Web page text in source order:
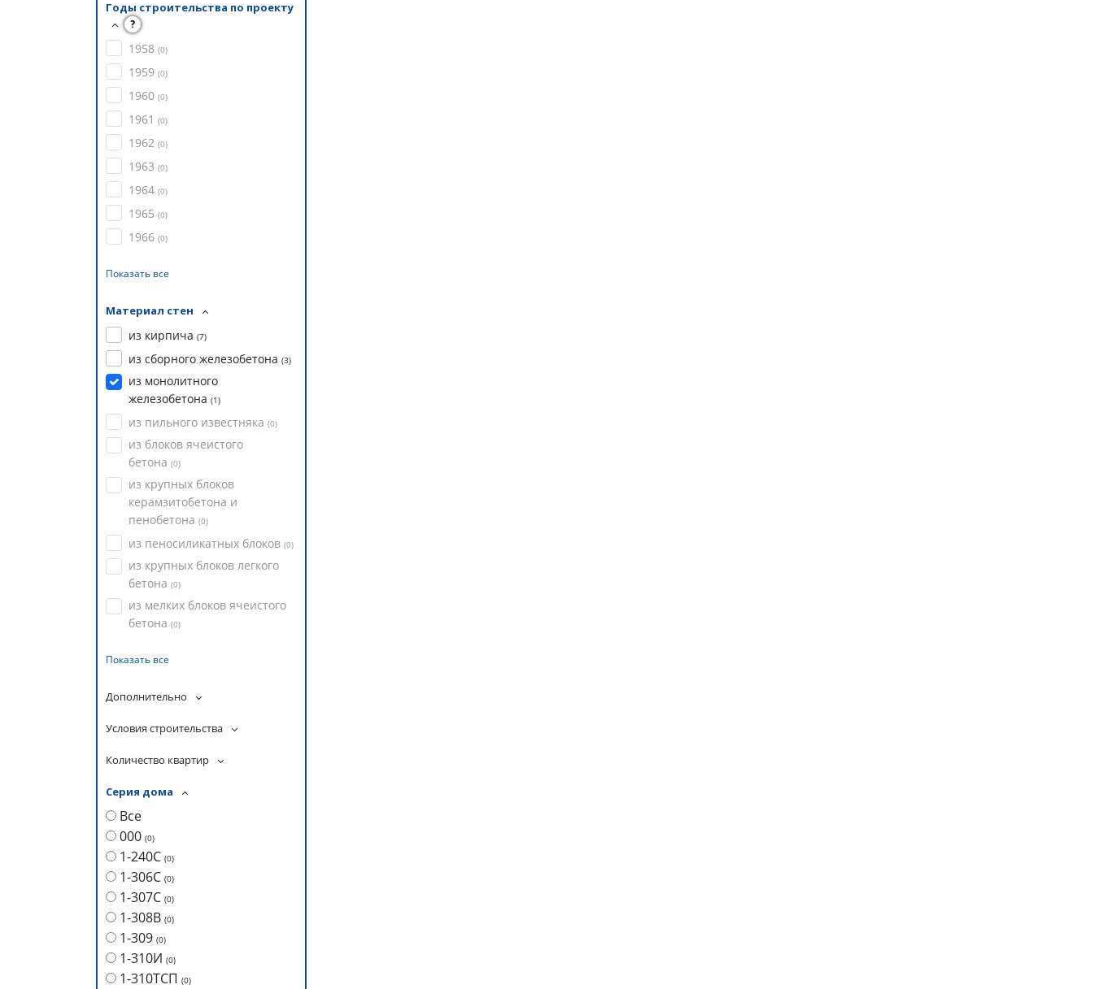
Годы строительства по проекту
?
1958 (0)
1959 (0)
1960 (0)
1961 (0)
1962 (0)
1963 (0)
1964 (0)
1965 (0)
1966 (0)
Показать все
Материал стен
из кирпича (7)
из сборного железобетона (3)
из монолитного
железобетона (1)
из пильного известняка (0)
из блоков ячеистого
бетона (0)
из крупных блоков
керамзитобетона и
пенобетона (0)
из пеносиликатных блоков (0)
из крупных блоков легкого
бетона (0)
из мелких блоков ячеистого
бетона (0)
Показать все
Дополнительно
Условия строительства
Количество квартир
Серия дома
Все
000 (0)
1-240С (0)
1-306С (0)
1-307С (0)
1-308В (0)
1-309 (0)
1-310И (0)
1-310ТСП (0)